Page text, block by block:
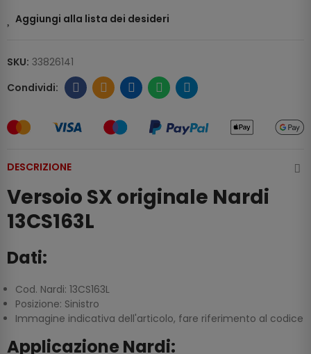
Aggiungi alla lista dei desideri
SKU: 33826141
DESCRIZIONE
Versoio SX originale Nardi
13CS163L
Dati:
Cod. Nardi: 13CS163L
Posizione: Sinistro
Immagine indicativa dell'articolo, fare riferimento al codice
Applicazione Nardi: